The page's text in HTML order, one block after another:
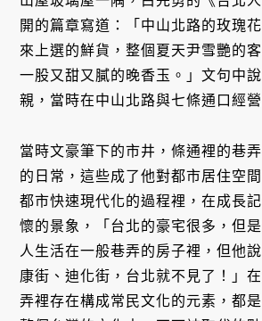
開的篇章寫道：「中山北路的玫瑰
來上選的鮮貨，整個夏天尹雪艷的
一股又甜又膩的晚香玉。」文句中
親，當時在中山北路與七條通口經營
當時文豪筆下的市井，條通裡的巷
的日常，這些成了他對都市居住空
都市快速現代化的過程裡，在成長
懷的景象，「台北的豪宅很多，但
人生活在一般巷弄的房子裡，但他
康街、迪化街，台北就不見了！」
弄裡存在構成常民文化的元素，都